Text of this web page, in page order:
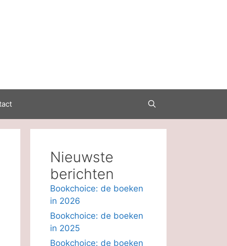
Nieuwste
berichten
Bookchoice: de boeken
in 2026
Bookchoice: de boeken
in 2025
Bookchoice: de boeken